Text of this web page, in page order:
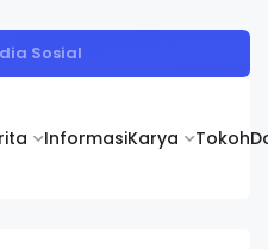
InformasiKarya Tokoh